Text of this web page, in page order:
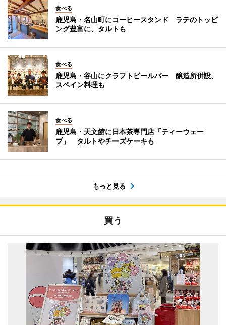
食べる
鹿児島・名山町にコーヒースタンド ラテのトッピ
ング豊富に、タルトも
食べる
鹿児島・谷山にクラフトビールバー 醸造所併設、
スペイン料理も
食べる
鹿児島・天文館に日本茶専門店「ティーウェー
ブ」 タルトやチーズケーキも
もっと見る
買う